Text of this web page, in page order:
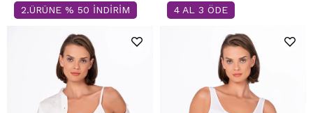
2.ÜRÜNE % 50 İNDİRİM 4 AL 3 ÖDE